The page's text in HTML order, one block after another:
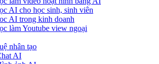
AI cho học sinh, sinh viên
AI trong kinh doanh
làm Youtube view ngoại
nhân tạo
AI